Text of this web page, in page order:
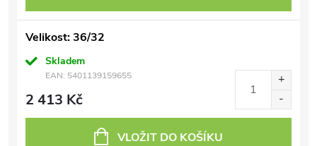
Velikost: 36/32
Skladem
EAN: 5401139159655
2 413 Kč
VLOŽIT DO KOŠÍKU